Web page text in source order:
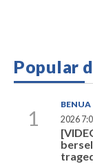
Popular
1
BENUA
2026